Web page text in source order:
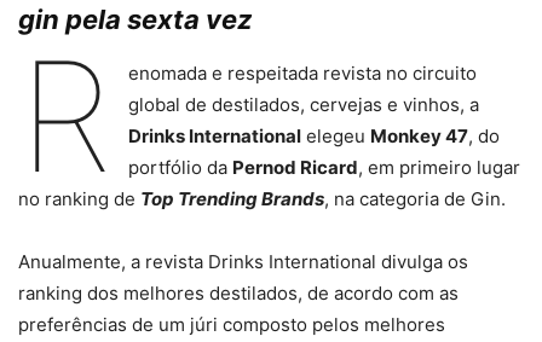
gin pela sexta vez
R
enomada e respeitada revista no circuito
global de destilados, cervejas e vinhos, a
Drinks Internationalelegeu Monkey 47, do
portfólio da Pernod Ricard, em primeiro lugar
no ranking de Top Trending Brands, na categoria de Gin.
Anualmente, a revista Drinks International divulga os
ranking dos melhores destilados, de acordo com as
preferências de um júri composto pelos melhores